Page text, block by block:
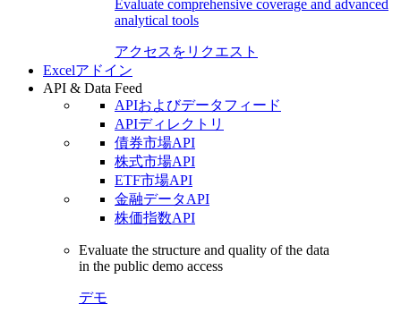
Evaluate comprehensive coverage and advanced
analytical tools
アクセスをリクエスト
Excelアドイン
API & Data Feed
APIおよびデータフィード
APIディレクトリ
債券市場API
株式市場API
ETF市場API
金融データAPI
株価指数API
Evaluate the structure and quality of the data
in the public demo access
デモ